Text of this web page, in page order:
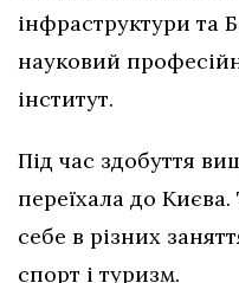
інфраструктури та
науковий
інститут.
Під час здобуття
переїхала до
себе в різних
спорт і туризм.